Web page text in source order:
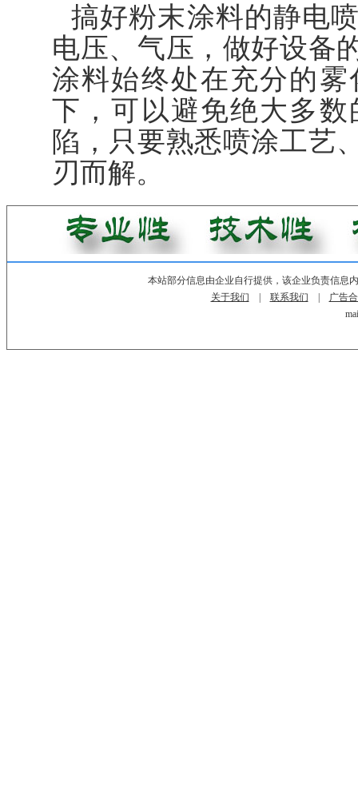
搞好粉末涂料的静电
电压、气压，做好设备
涂料始终处在充分的
下，可以避免绝大多
陷，只要熟悉喷涂工艺
刃而解。
本站部分信息由企业自行提供，该企业负责信息
关于我们
联系我们
广告